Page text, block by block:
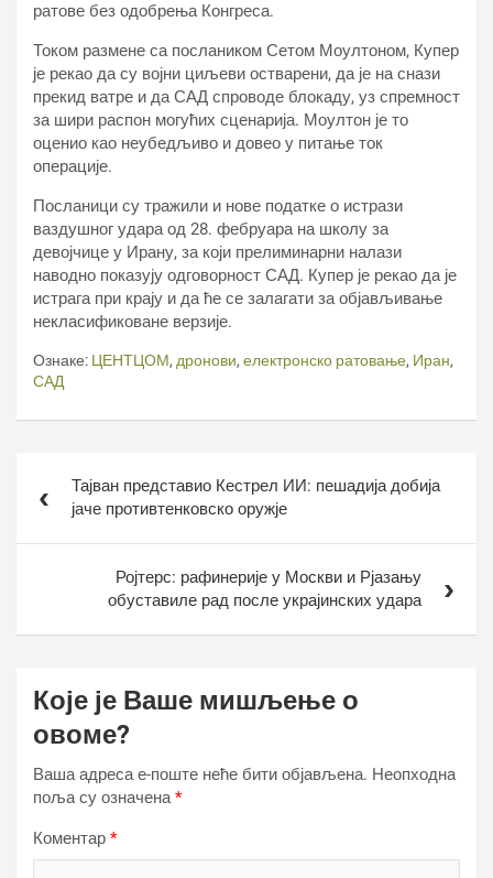
ратове без одобрења Конгреса.
Током размене са послаником Сетом Моултоном, Купер
је рекао да су војни циљеви остварени, да је на снази
прекид ватре и да САД спроводе блокаду, уз спремност
за шири распон могућих сценарија. Моултон је то
оценио као неубедљиво и довео у питање ток
операције.
Посланици су тражили и нове податке о истрази
ваздушног удара од 28. фебруара на школу за
девојчице у Ирану, за који прелиминарни налази
наводно показују одговорност САД. Купер је рекао да је
истрага при крају и да ће се залагати за објављивање
некласификоване верзије.
Ознаке: ЦЕНТЦОМ, дронови, електронско ратовање, Иран,
САД
чланкаТајван представио Кестрел ИИ: пешадија добија
јаче противтенковско оружје
Ројтерс: рафинерије у Москви и Рјазању
обуставиле рад после украјинских удара
Које је Ваше мишљење о
овоме?
Ваша адреса е-поште неће бити објављена. Неопходна
поља су означена*
Коментар *